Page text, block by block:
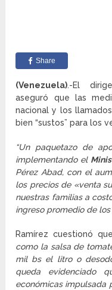
Share
(Venezuela).-El
aseguró que las
nacional y los
bien “sustos” para los
“Un paquetazo de
implementando el
Pérez Abad, con el
los precios de «venta
nuestras familias a
ingreso promedio de
Ramírez cuestionó
como la salsa de
mil bs el litro o
queda evidenciado
económicas impulsada